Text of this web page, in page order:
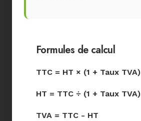
Formules de calcul
TTC = HT × (1 + Taux TVA)
HT = TTC ÷ (1 + Taux TVA)
TVA = TTC - HT